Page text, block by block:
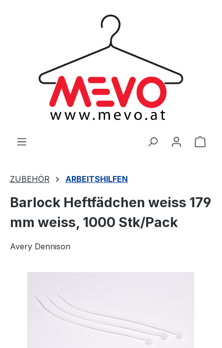
ZUBEHÖR ARBEITSHILFEN
Barlock Heftfädchen weiss 179
mm weiss, 1000 Stk/Pack
Avery Dennison